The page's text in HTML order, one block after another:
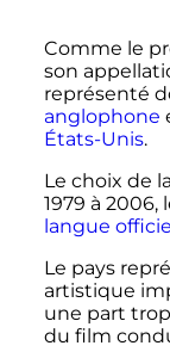
Comme le
son
représenté
anglophone
États-Unis.
Le choix de
1979 à
langue
Le pays
artistique
une part
du film